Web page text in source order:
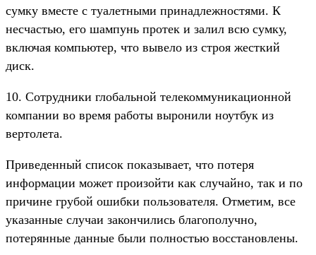
сумку вместе с туалетными принадлежностями. К
несчастью, его шампунь протек и залил всю сумку,
включая компьютер, что вывело из строя жесткий
диск.
10. Сотрудники глобальной телекоммуникационной
компании во время работы выронили ноутбук из
вертолета.
Приведенный список показывает, что потеря
информации может произойти как случайно, так и по
причине грубой ошибки пользователя. Отметим, все
указанные случаи закончились благополучно,
потерянные данные были полностью восстановлены.